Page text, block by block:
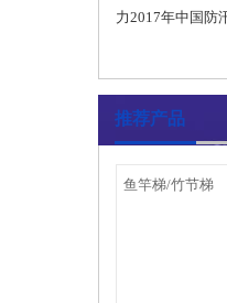
力2017年中国防
推荐产品
鱼竿梯/竹节梯